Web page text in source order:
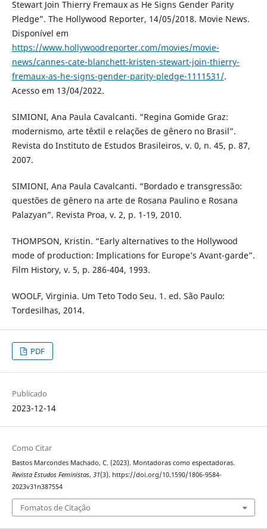
Stewart Join Thierry Fremaux as He Signs Gender Parity
Pledge”. The Hollywood Reporter, 14/05/2018. Movie News.
Disponível em
https://www.hollywoodreporter.com/movies/movie-
news/cannes-cate-blanchett-kristen-stewart-join-thierry-
fremaux-as-he-signs-gender-parity-pledge-1111531/.
Acesso em 13/04/2022.
SIMIONI, Ana Paula Cavalcanti. “Regina Gomide Graz:
modernismo, arte têxtil e relações de gênero no Brasil”.
Revista do Instituto de Estudos Brasileiros, v. 0, n. 45, p. 87,
2007.
SIMIONI, Ana Paula Cavalcanti. “Bordado e transgressão:
questões de gênero na arte de Rosana Paulino e Rosana
Palazyan”. Revista Proa, v. 2, p. 1-19, 2010.
THOMPSON, Kristin. “Early alternatives to the Hollywood
mode of production: Implications for Europe’s Avant-garde”.
Film History, v. 5, p. 286-404, 1993.
WOOLF, Virginia. Um Teto Todo Seu. 1. ed. São Paulo:
Tordesilhas, 2014.
PDF
Publicado
2023-12-14
Como Citar
Bastos Marcondes Machado, C. (2023). Montadoras como espectadoras.
Revista Estudos Feministas, 31(3). https://doi.org/10.1590/1806-9584-
2023v31n387554
Fomatos de Citação